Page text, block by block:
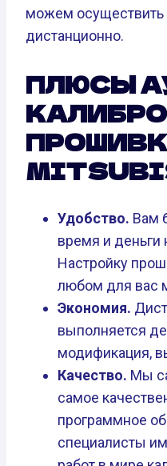
можем осуществить
дистанционно.
ПЛЮСЫ
Удобство. Вам
время и деньги
Настройку
любом для вас
Экономия.
выполняется
модификация,
Качество. Мы
самое
программное
специалисты